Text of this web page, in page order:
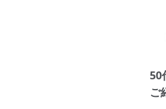
50
ご